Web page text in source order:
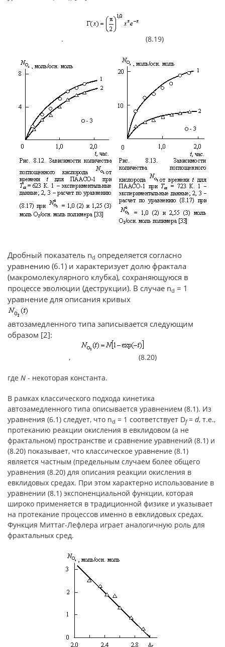
. (8.19)
Дробный показатель nd определяется согласно
уравнению (6.1) и характеризует долю фрактала
(макромолекулярного клубка), сохраняющуюся в
процессе эволюции (деструкции). В случае nd = 1
уравнение для описания кривых
автозамедленного типа записывается следующим
образом [2]:
, (8.20)
где N - некоторая константа.
В рамках классического подхода кинетика
автозамедленного типа описывается уравнением (8.1). Из
уравнения (6.1) следует, что nd = 1 соответствует Df= d, т.е.,
протеканию реакции окисления в евклидовом (а не
фрактальном) пространстве и сравнение уравнений (8.1) и
(8.20) показывает, что классическое уравнение (8.1)
является частным (предельным случаем более общего
уравнения (8.20) для описания реакции окисления в
евклидовых средах. При этом характерно использование в
уравнении (8.1) экспоненциальной функции, которая
широко применяется в традиционной физике и указывает
на протекание процессов именно в евклидовых средах.
Функция Миттаг-Лефлера играет аналогичную роль для
фрактальных сред.